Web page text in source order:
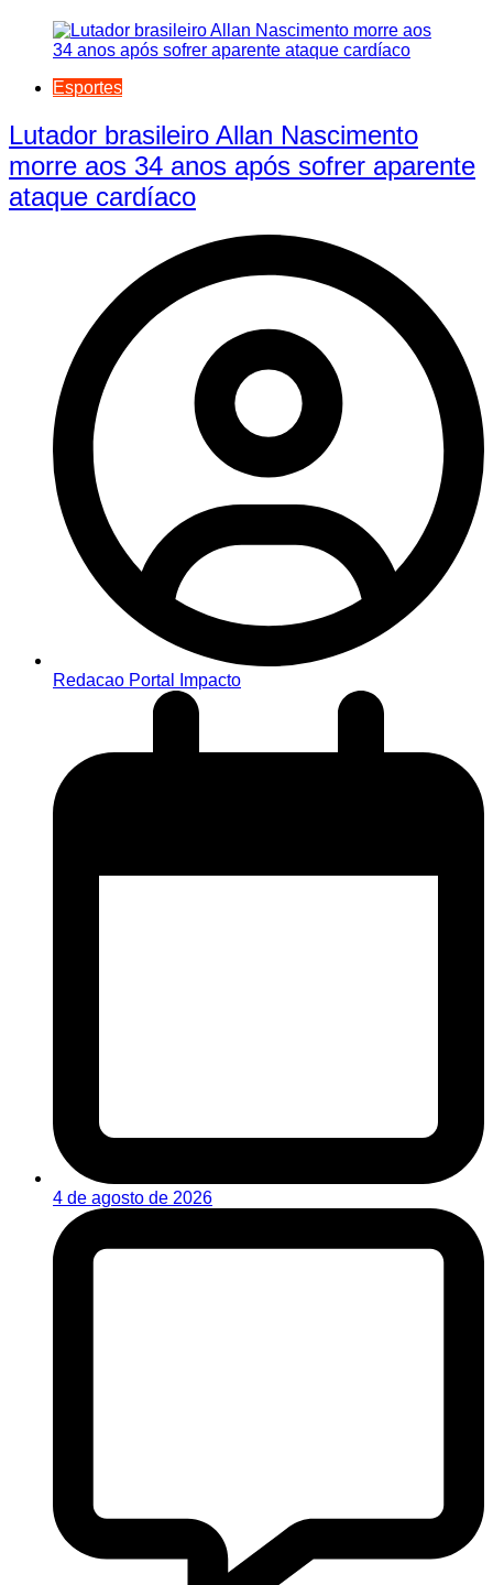
Esportes
Lutador brasileiro Allan Nascimento
morre aos 34 anos após sofrer aparente
ataque cardíaco
Redacao Portal Impacto
4 de agosto de 2026